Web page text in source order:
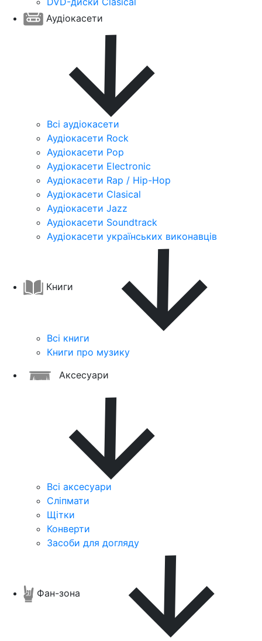
Аудіокасети
Всі аудіокасети
Аудіокасети Rock
Аудіокасети Pop
Аудіокасети Electronic
Аудіокасети Rap / Hip-Hop
Аудіокасети Clasical
Аудіокасети Jazz
Аудіокасети Soundtrack
Аудіокасети українських виконавців
Книги
Всі книги
Книги про музику
Аксесуари
Всі аксесуари
Сліпмати
Щітки
Конверти
Засоби для догляду
Фан-зона